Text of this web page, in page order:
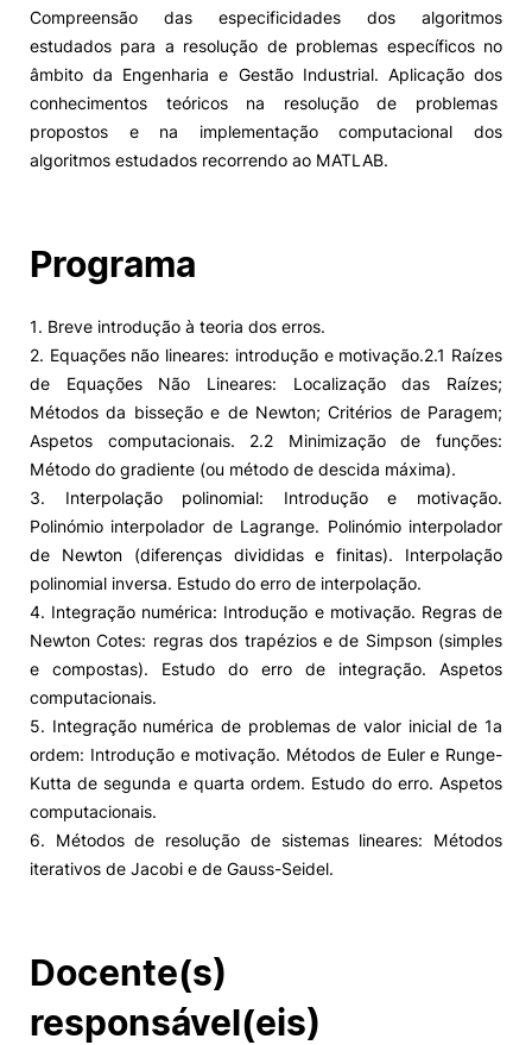
Compreensão das especificidades dos algoritmos
estudados para a resolução de problemas específicos no
âmbito da Engenharia e Gestão Industrial. Aplicação dos
conhecimentos teóricos na resolução de problemas
propostos e na implementação computacional dos
algoritmos estudados recorrendo ao MATLAB.
Programa
1. Breve introdução à teoria dos erros.
2. Equações não lineares: introdução e motivação.2.1 Raízes
de Equações Não Lineares: Localização das Raízes;
Métodos da bisseção e de Newton; Critérios de Paragem;
Aspetos computacionais. 2.2 Minimização de funções:
Método do gradiente (ou método de descida máxima).
3. Interpolação polinomial: Introdução e motivação.
Polinómio interpolador de Lagrange. Polinómio interpolador
de Newton (diferenças divididas e finitas). Interpolação
polinomial inversa. Estudo do erro de interpolação.
4. Integração numérica: Introdução e motivação. Regras de
Newton Cotes: regras dos trapézios e de Simpson (simples
e compostas). Estudo do erro de integração. Aspetos
computacionais.
5. Integração numérica de problemas de valor inicial de 1a
ordem: Introdução e motivação. Métodos de Euler e Runge-
Kutta de segunda e quarta ordem. Estudo do erro. Aspetos
computacionais.
6. Métodos de resolução de sistemas lineares: Métodos
iterativos de Jacobi e de Gauss-Seidel.
Docente(s)
responsável(eis)